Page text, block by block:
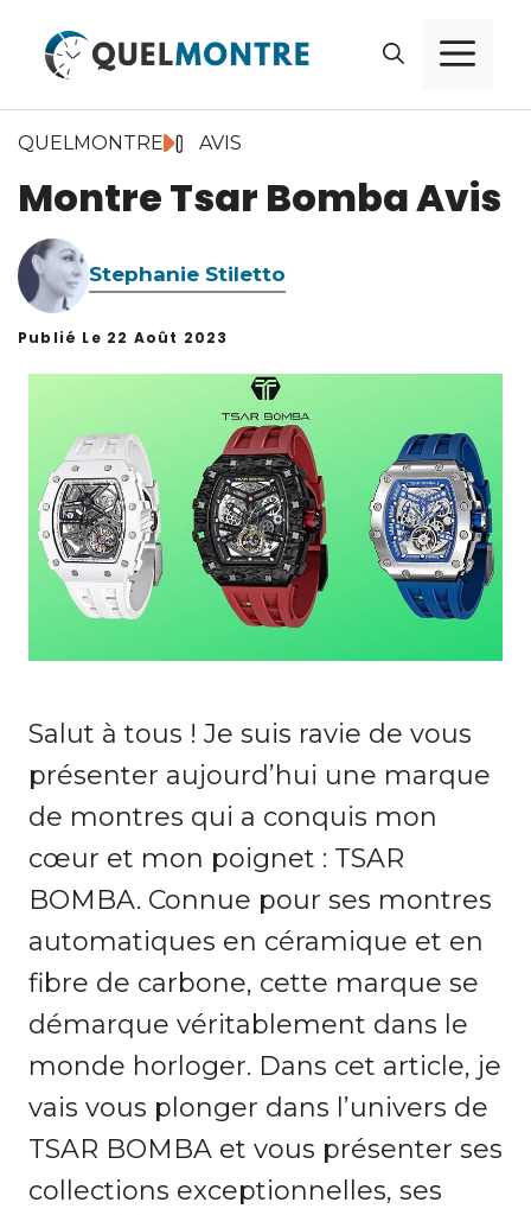
contenu
QUELMONTRE AVIS
Montre Tsar Bomba Avis
Stephanie Stiletto
Publié Le 22 Août 2023
Salut à tous ! Je suis ravie de vous
présenter aujourd’hui une marque
de montres qui a conquis mon
cœur et mon poignet : TSAR
BOMBA. Connue pour ses montres
automatiques en céramique et en
fibre de carbone, cette marque se
démarque véritablement dans le
monde horloger. Dans cet article, je
vais vous plonger dans l’univers de
TSAR BOMBA et vous présenter ses
collections exceptionnelles, ses